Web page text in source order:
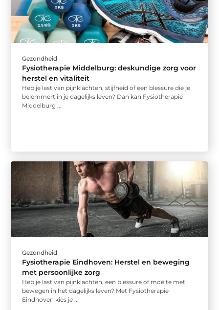
Gezondheid
Fysiotherapie Middelburg: deskundige zorg voor
herstel en vitaliteit
Heb je last van pijnklachten, stijfheid of een blessure die je
belemmert in je dagelijks leven? Dan kan Fysiotherapie
Middelburg ...
Gezondheid
Fysiotherapie Eindhoven: Herstel en beweging
met persoonlijke zorg
Heb je last van pijnklachten, een blessure of moeite met
bewegen in het dagelijks leven? Met Fysiotherapie
Eindhoven kies je ...